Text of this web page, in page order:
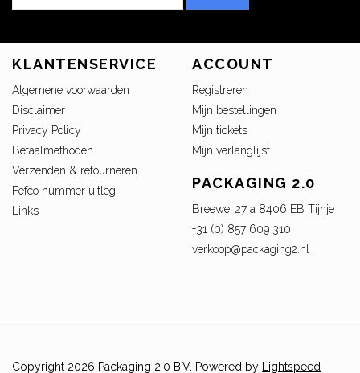
KLANTENSERVICE
Algemene voorwaarden
Disclaimer
Privacy Policy
Betaalmethoden
Verzenden & retourneren
Fefco nummer uitleg
Links
ACCOUNT
Registreren
Mijn bestellingen
Mijn tickets
Mijn verlanglijst
PACKAGING 2.0
Breewei 27 a 8406 EB Tijnje
+31 (0) 857 609 310
verkoop@packaging2.nl
Copyright 2026 Packaging 2.0 B.V. Powered by Lightspeed